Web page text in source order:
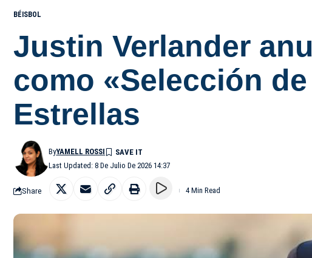
BÉISBOL
Justin Verlander
como «Selección
Estrellas
Last Updated: 8 De Julio De 2026 14:37
ByYAMELL ROSSI
Share 4 Min Read